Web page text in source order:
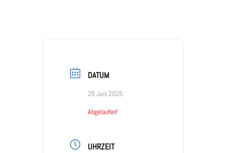
DATUM
25 Juni 2025
Abgelaufen!
UHRZEIT